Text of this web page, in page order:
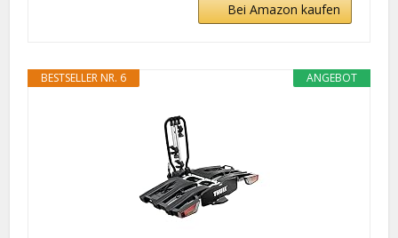
Bei Amazon kaufen
ANGEBOT
BESTSELLER NR. 6